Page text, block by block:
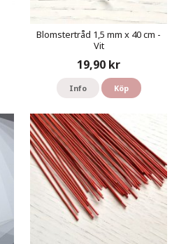
Blomstertråd 1,5 mm x 40 cm -
Vit
19,90 kr
Info Köp